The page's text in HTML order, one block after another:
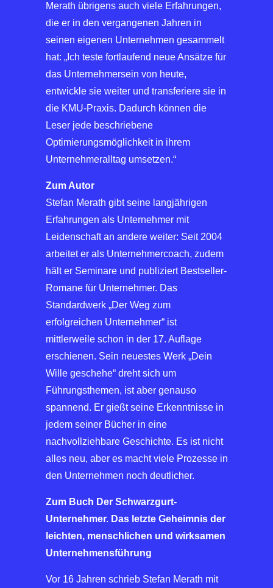
Merath übrigens auch viele Erfahrungen,
die er in den vergangenen Jahren in
seinen eigenen Unternehmen gesammelt
hat: „Ich teste fortlaufend neue Ansätze für
das Unternehmersein von heute,
entwickle sie weiter und transferiere sie in
die KMU-Praxis. Dadurch können die
Leser jede beschriebene
Optimierungsmöglichkeit in ihrem
Unternehmeralltag umsetzen.“
Zum Autor
Stefan Merath gibt seine langjährigen
Erfahrungen als Unternehmer mit
Leidenschaft an andere weiter: Seit 2004
arbeitet er als Unternehmercoach, zudem
hält er Seminare und publiziert Bestseller-
Romane für Unternehmer. Das
Standardwerk „Der Weg zum
erfolgreichen Unternehmer“ ist
mittlerweile schon in der 17. Auflage
erschienen. Sein neuestes Werk „Dein
Wille geschehe“ dreht sich um
Führungsthemen, ist aber genauso
spannend. Er gießt seine Erkenntnisse in
jedem seiner Bücher in eine
nachvollziehbare Geschichte. Es ist nicht
alles neu, aber es macht viele Prozesse in
den Unternehmen noch deutlicher.
Zum Buch Der Schwarzgurt-
Unternehmer. Das letzte Geheimnis der
leichten, menschlichen und wirksamen
Unternehmensführung
Vor 16 Jahren schrieb Stefan Merath mit